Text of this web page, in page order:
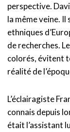
perspective.
la même veine. Il
ethniques
de recherches.
colorés, évitent
réalité de
L’éclairagiste
connais depuis
était l’assistant